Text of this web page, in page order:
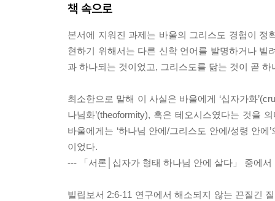
책 속으로
본서에 지워진 과제는 바울의 그리스도 경험이
현하기 위해서는 다른 신학 언어를 발명하거나
과 하나되는 것이었고, 그리스도를 닮는 것이 곧
최소한으로 말해 이 사실은 바울에게 ‘십자가화
나님화’(theoformity), 혹은 테오시스였다는 것을
바울에게는 ‘하나님 안에/그리스도 안에/성령 안
이었다.
--- 「서론│십자가 형태 하나님 안에 살다」 중에서
빌립보서 2:6-11 연구에서 해소되지 않는 끈질긴